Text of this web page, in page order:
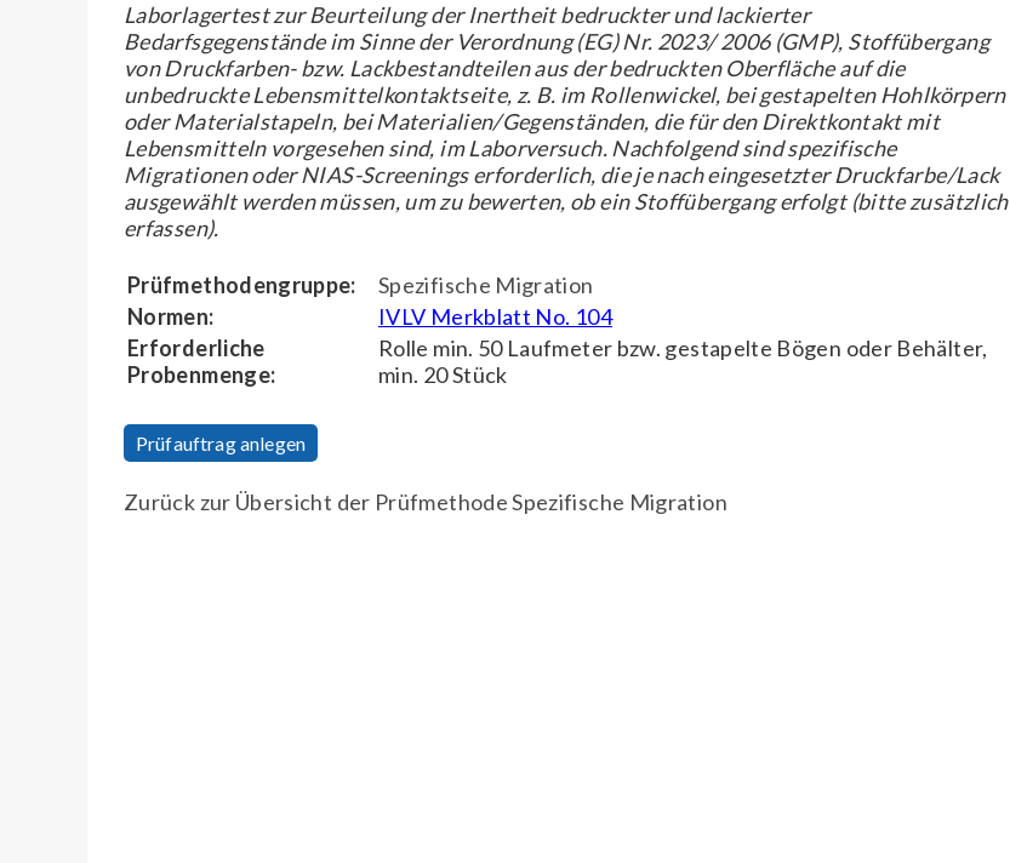
Laborlagertest zur Beurteilung der Inertheit bedruckter und lackierter
Bedarfsgegenstände im Sinne der Verordnung (EG) Nr. 2023/ 2006 (GMP), Stoffübergang
von Druckfarben- bzw. Lackbestandteilen aus der bedruckten Oberfläche auf die
unbedruckte Lebensmittelkontaktseite, z. B. im Rollenwickel, bei gestapelten Hohlkörpern
oder Materialstapeln, bei Materialien/Gegenständen, die für den Direktkontakt mit
Lebensmitteln vorgesehen sind, im Laborversuch. Nachfolgend sind spezifische
Migrationen oder NIAS-Screenings erforderlich, die je nach eingesetzter Druckfarbe/Lack
ausgewählt werden müssen, um zu bewerten, ob ein Stoffübergang erfolgt (bitte zusätzlich
erfassen).
Prüfmethodengruppe:
Spezifische Migration
Normen:
IVLV Merkblatt No. 104
Erforderliche
Probenmenge:
Rolle min. 50 Laufmeter bzw. gestapelte Bögen oder Behälter,
min. 20 Stück
Prüfauftrag anlegen
Zurück zur Übersicht der Prüfmethode Spezifische Migration